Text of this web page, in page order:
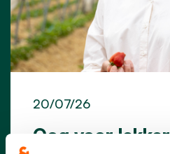
Oog voor lekker
20/07/26